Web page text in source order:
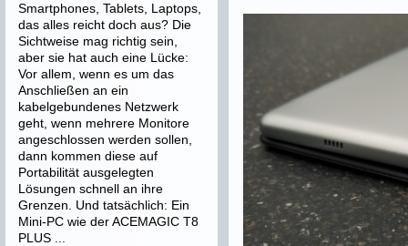
Smartphones, Tablets, Laptops,
das alles reicht doch aus? Die
Sichtweise mag richtig sein,
aber sie hat auch eine Lücke:
Vor allem, wenn es um das
Anschließen an ein
kabelgebundenes Netzwerk
geht, wenn mehrere Monitore
angeschlossen werden sollen,
dann kommen diese auf
Portabilität ausgelegten
Lösungen schnell an ihre
Grenzen. Und tatsächlich: Ein
Mini-PC wie der ACEMAGIC T8
PLUS ...